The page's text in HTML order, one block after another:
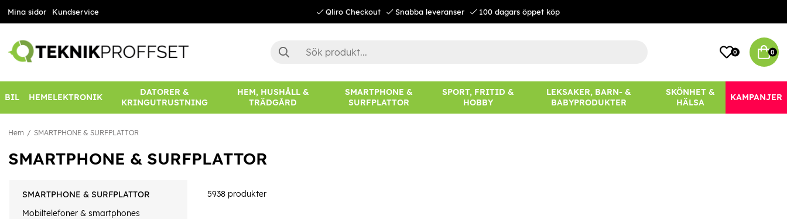
Mina sidor Kundservice Qliro Checkout Snabba leveranser 100 dagars öppet köp
0 0
BIL HEMELEKTRONIK
DATORER &
KRINGUTRUSTNING
HEM, HUSHÅLL &
TRÄDGÅRD
SMARTPHONE &
SURFPLATTOR
SPORT, FRITID &
HOBBY
LEKSAKER, BARN- &
BABYPRODUKTER
SKÖNHET &
HÄLSA
KAMPANJER
Hem SMARTPHONE & SURFPLATTOR
SMARTPHONE & SURFPLATTOR
SMARTPHONE & SURFPLATTOR
Mobiltelefoner & smartphones
5938 produkter